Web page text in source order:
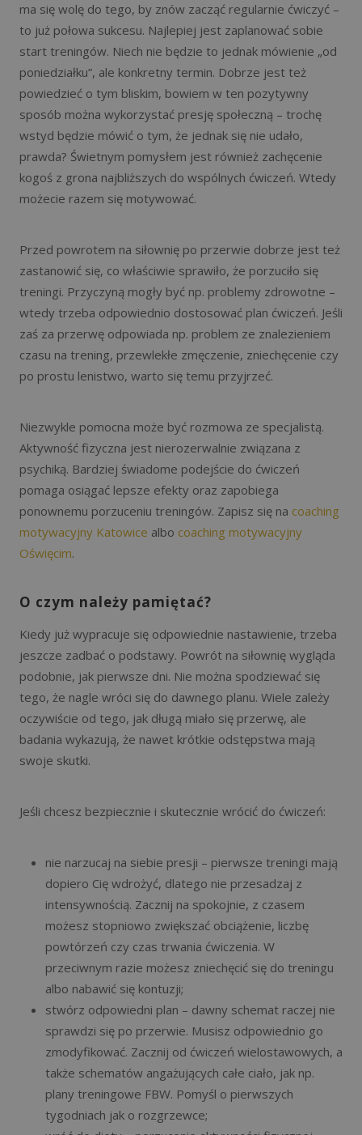
ma się wolę do tego, by znów zacząć regularnie ćwiczyć –
to już połowa sukcesu. Najlepiej jest zaplanować sobie
start treningów. Niech nie będzie to jednak mówienie „od
poniedziałku”, ale konkretny termin. Dobrze jest też
powiedzieć o tym bliskim, bowiem w ten pozytywny
sposób można wykorzystać presję społeczną – trochę
wstyd będzie mówić o tym, że jednak się nie udało,
prawda? Świetnym pomysłem jest również zachęcenie
kogoś z grona najbliższych do wspólnych ćwiczeń. Wtedy
możecie razem się motywować.
Przed powrotem na siłownię po przerwie dobrze jest też
zastanowić się, co właściwie sprawiło, że porzuciło się
treningi. Przyczyną mogły być np. problemy zdrowotne –
wtedy trzeba odpowiednio dostosować plan ćwiczeń. Jeśli
zaś za przerwę odpowiada np. problem ze znalezieniem
czasu na trening, przewlekłe zmęczenie, zniechęcenie czy
po prostu lenistwo, warto się temu przyjrzeć.
Niezwykle pomocna może być rozmowa ze specjalistą.
Aktywność fizyczna jest nierozerwalnie związana z
psychiką. Bardziej świadome podejście do ćwiczeń
pomaga osiągać lepsze efekty oraz zapobiega
ponownemu porzuceniu treningów. Zapisz się na coaching
motywacyjny Katowice albo coaching motywacyjny
Oświęcim.
O czym należy pamiętać?
Kiedy już wypracuje się odpowiednie nastawienie, trzeba
jeszcze zadbać o podstawy. Powrót na siłownię wygląda
podobnie, jak pierwsze dni. Nie można spodziewać się
tego, że nagle wróci się do dawnego planu. Wiele zależy
oczywiście od tego, jak długą miało się przerwę, ale
badania wykazują, że nawet krótkie odstępstwa mają
swoje skutki.
Jeśli chcesz bezpiecznie i skutecznie wrócić do ćwiczeń:
nie narzucaj na siebie presji – pierwsze treningi mają
dopiero Cię wdrożyć, dlatego nie przesadzaj z
intensywnością. Zacznij na spokojnie, z czasem
możesz stopniowo zwiększać obciążenie, liczbę
powtórzeń czy czas trwania ćwiczenia. W
przeciwnym razie możesz zniechęcić się do treningu
albo nabawić się kontuzji;
stwórz odpowiedni plan – dawny schemat raczej nie
sprawdzi się po przerwie. Musisz odpowiednio go
zmodyfikować. Zacznij od ćwiczeń wielostawowych, a
także schematów angażujących całe ciało, jak np.
plany treningowe FBW. Pomyśl o pierwszych
tygodniach jak o rozgrzewce;